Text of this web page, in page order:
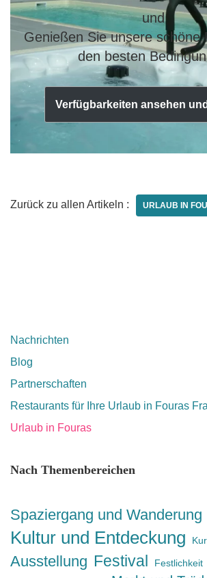
und
Genießen Sie unsere schöne
den besten
Verfügbarkeiten ansehen
Zurück zu allen Artikeln : URLAUB IN
Nachrichten
Blog
Partnerschaften
Restaurants für Ihre Urlaub in Fouras
Urlaub in Fouras
Nach Themenbereichen
Spaziergang und Wanderung
Kultur und Entdeckung
Ausstellung Festival Festlichkeit